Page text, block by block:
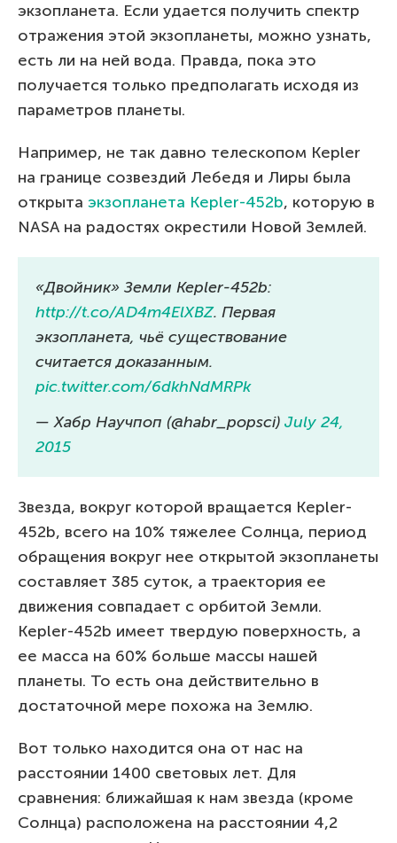
экзопланета. Если удается получить спектр
отражения этой экзопланеты, можно узнать,
есть ли на ней вода. Правда, пока это
получается только предполагать исходя из
параметров планеты.
Например, не так давно телескопом Kepler
на границе созвездий Лебедя и Лиры была
открыта экзопланета Kepler-452b, которую в
NASA на радостях окрестили Новой Землей.
«Двойник» Земли Kepler-452b:
http://t.co/AD4m4ElXBZ. Первая
экзопланета, чьё существование
считается доказанным.
pic.twitter.com/6dkhNdMRPk
— Хабр Научпоп (@habr_popsci) July 24,
2015
Звезда, вокруг которой вращается Kepler-
452b, всего на 10% тяжелее Солнца, период
обращения вокруг нее открытой экзопланеты
составляет 385 суток, а траектория ее
движения совпадает с орбитой Земли.
Kepler-452b имеет твердую поверхность, а
ее масса на 60% больше массы нашей
планеты. То есть она действительно в
достаточной мере похожа на Землю.
Вот только находится она от нас на
расстоянии 1400 световых лет. Для
сравнения: ближайшая к нам звезда (кроме
Солнца) расположена на расстоянии 4,2